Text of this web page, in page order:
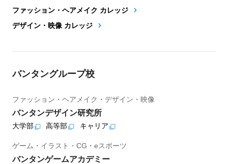
ファッション・ヘアメイク カレッジ
デザイン・映像 カレッジ
バンタングループ校
ファッション・ヘアメイク・デザイン・映像
バンタンデザイン研究所
大学部 高等部 キャリア
ゲーム・イラスト・CG・eスポーツ
バンタンゲームアカデミー